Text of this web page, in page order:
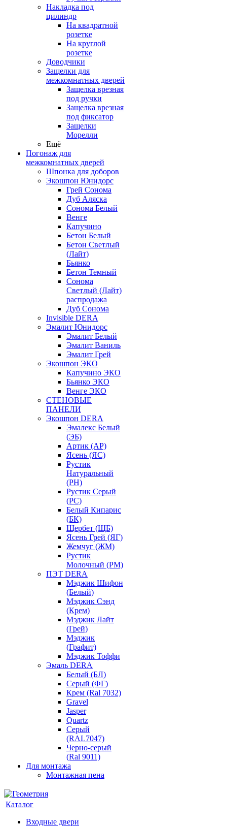
Накладка под
цилиндр
На квадратной
розетке
На круглой
розетке
Доводчики
Защелки для
межкомнатных дверей
Защелка врезная
под ручки
Защелка врезная
под фиксатор
Защелки
Морелли
Ещё
Погонаж для
межкомнатных дверей
Шпонка для доборов
Экошпон Юнидорс
Грей Сонома
Дуб Аляска
Сонома Белый
Венге
Капучино
Бетон Белый
Бетон Светлый
(Лайт)
Бьянко
Бетон Темный
Сонома
Светлый (Лайт)
распродажа
Дуб Сонома
Invisible DERA
Эмалит Юнидорс
Эмалит Белый
Эмалит Ваниль
Эмалит Грей
Экошпон ЭКО
Капучино ЭКО
Бьянко ЭКО
Венге ЭКО
СТЕНОВЫЕ
ПАНЕЛИ
Экошпон DERA
Эмалекс Белый
(ЭБ)
Артик (АР)
Ясень (ЯС)
Рустик
Натуральный
(РН)
Рустик Серый
(РС)
Белый Кипарис
(БК)
Щербет (ЩБ)
Ясень Грей (ЯГ)
Жемчуг (ЖМ)
Рустик
Молочный (РМ)
ПЭТ DERA
Мэджик Шифон
(Белый)
Мэджик Сэнд
(Крем)
Мэджик Лайт
(Грей)
Мэджик
(Графит)
Мэджик Тоффи
Эмаль DERA
Белый (БЛ)
Серый (ФГ)
Крем (Ral 7032)
Gravel
Jasper
Quartz
Серый
(RAL7047)
Черно-серый
(Ral 9011)
Для монтажа
Монтажная пена
Каталог
Входные двери